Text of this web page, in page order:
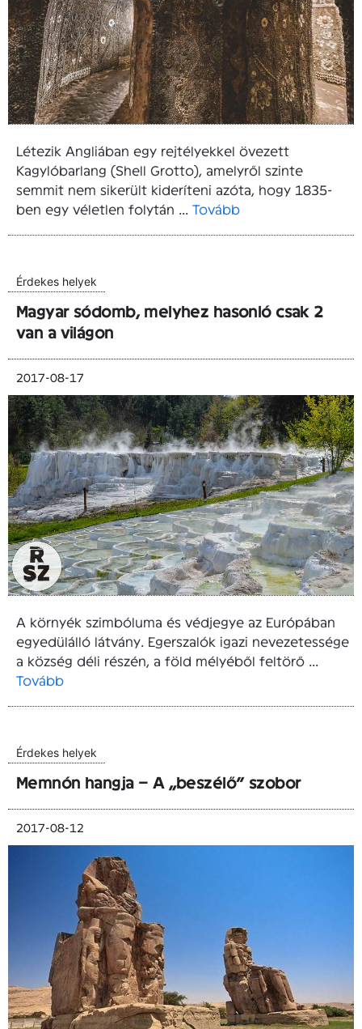
Létezik Angliában egy rejtélyekkel övezett
Kagylóbarlang (Shell Grotto), amelyről szinte
semmit nem sikerült kideríteni azóta, hogy 1835-
ben egy véletlen folytán ... Tovább
Érdekes helyek
Magyar sódomb, melyhez hasonló csak 2
van a világon
2017-08-17
A környék szimbóluma és védjegye az Európában
egyedülálló látvány. Egerszalók igazi nevezetessége
a község déli részén, a föld mélyéből feltörő ...
Tovább
Érdekes helyek
Memnón hangja – A „beszélő” szobor
2017-08-12